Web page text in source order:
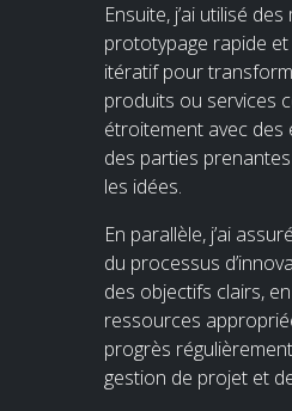
Ensuite, j’ai utilisé
prototypage rapide
itératif pour
produits ou services
étroitement avec
des parties
les idées.
En parallèle, j’ai
du processus
des objectifs clairs,
ressources
progrès régulièrement
gestion de projet et